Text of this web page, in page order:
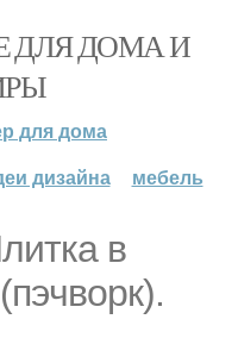
ДЛЯ ДОМА И
для дома
дизайна мебель
в